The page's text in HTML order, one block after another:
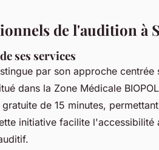
de l'audition à
ses services
par son approche centrée
dans la Zone Médicale
de 15 minutes,
initiative facilite l'accessibilité